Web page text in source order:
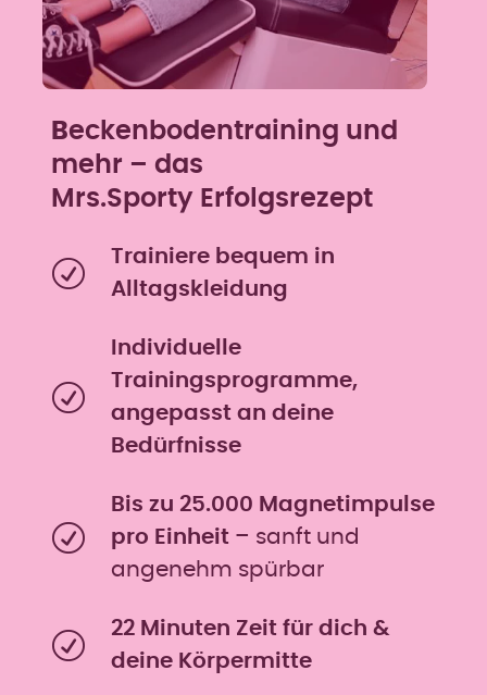
Beckenbodentraining und
mehr – das
Mrs.Sporty Erfolgsrezept
Trainiere bequem in
Alltagskleidung
Individuelle
Trainingsprogramme,
angepasst an deine
Bedürfnisse
Bis zu 25.000 Magnetimpulse
pro Einheit – sanft und
angenehm spürbar
22 Minuten Zeit für dich &
deine Körpermitte